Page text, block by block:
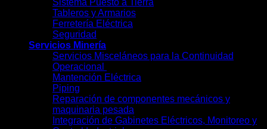
Sistema Puesto a Tierra
Tableros y Armarios
Ferretería Eléctrica
Seguridad
Servicios Minería
Servicios Misceláneos para la Continuidad
Operacional
Mantención Eléctrica
Piping
Reparación de componentes mecánicos y
maquinaria pesada
Integración de Gabinetes Eléctricos, Monitoreo y